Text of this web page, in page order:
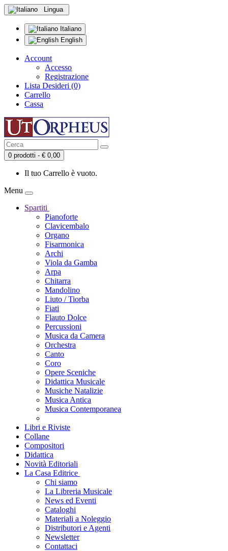
Lingua
Italiano
English
Account
Accesso
Registrazione
Lista Desideri (0)
Carrello
Cassa
0 prodotti - € 0,00
Il tuo Carrello è vuoto.
Menu
Spartiti
Pianoforte
Clavicembalo
Organo
Fisarmonica
Archi
Viola da Gamba
Arpa
Chitarra
Mandolino
Liuto / Tiorba
Fiati
Flauto Dolce
Percussioni
Musica da Camera
Orchestra
Canto
Coro
Opere Sceniche
Didattica Musicale
Musiche Natalizie
Musica Antica
Musica Contemporanea
Libri e Riviste
Collane
Compositori
Didattica
Novità Editoriali
La Casa Editrice
Chi siamo
La Libreria Musicale
News ed Eventi
Cataloghi
Materiali a Noleggio
Distributori e Agenti
Newsletter
Contattaci